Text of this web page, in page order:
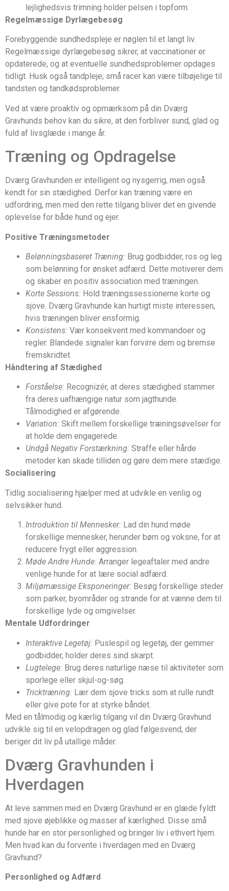
lejlighedsvis trimning holder pelsen i topform.
Regelmæssige Dyrlægebesøg
Forebyggende sundhedspleje er nøglen til et langt liv.
Regelmæssige dyrlægebesøg sikrer, at vaccinationer er
opdaterede, og at eventuelle sundhedsproblemer opdages
tidligt. Husk også tandpleje; små racer kan være tilbøjelige til
tandsten og tandkødsproblemer.
Ved at være proaktiv og opmærksom på din Dværg
Gravhunds behov kan du sikre, at den forbliver sund, glad og
fuld af livsglæde i mange år.
Træning og Opdragelse
Dværg Gravhunden er intelligent og nysgerrig, men også
kendt for sin stædighed. Derfor kan træning være en
udfordring, men med den rette tilgang bliver det en givende
oplevelse for både hund og ejer.
Positive Træningsmetoder
Belønningsbaseret Træning: Brug godbidder, ros og leg
som belønning for ønsket adfærd. Dette motiverer dem
og skaber en positiv association med træningen.
Korte Sessions: Hold træningssessionerne korte og
sjove. Dværg Gravhunde kan hurtigt miste interessen,
hvis træningen bliver ensformig.
Konsistens: Vær konsekvent med kommandoer og
regler. Blandede signaler kan forvirre dem og bremse
fremskridtet.
Håndtering af Stædighed
Forståelse: Recognizér, at deres stædighed stammer
fra deres uafhængige natur som jagthunde.
Tålmodighed er afgørende.
Variation: Skift mellem forskellige træningsøvelser for
at holde dem engagerede.
Undgå Negativ Forstærkning: Straffe eller hårde
metoder kan skade tilliden og gøre dem mere stædige.
Socialisering
Tidlig socialisering hjælper med at udvikle en venlig og
selvsikker hund.
Introduktion til Mennesker: Lad din hund møde
forskellige mennesker, herunder børn og voksne, for at
reducere frygt eller aggression.
Møde Andre Hunde: Arranger legeaftaler med andre
venlige hunde for at lære social adfærd.
Miljømæssige Eksponeringer: Besøg forskellige steder
som parker, byområder og strande for at vænne dem til
forskellige lyde og omgivelser.
Mentale Udfordringer
Interaktive Legetøj: Puslespil og legetøj, der gemmer
godbidder, holder deres sind skarpt.
Lugtelege: Brug deres naturlige næse til aktiviteter som
sporlege eller skjul-og-søg.
Tricktræning: Lær dem sjove tricks som at rulle rundt
eller give pote for at styrke båndet.
Med en tålmodig og kærlig tilgang vil din Dværg Gravhund
udvikle sig til en velopdragen og glad følgesvend, der
beriger dit liv på utallige måder.
Dværg Gravhunden i
Hverdagen
At leve sammen med en Dværg Gravhund er en glæde fyldt
med sjove øjeblikke og masser af kærlighed. Disse små
hunde har en stor personlighed og bringer liv i ethvert hjem.
Men hvad kan du forvente i hverdagen med en Dværg
Gravhund?
Personlighed og Adfærd